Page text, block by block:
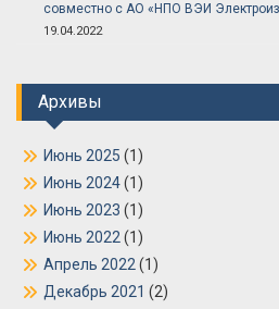
совместно с АО «НПО ВЭИ
19.04.2022
Архивы
Июнь 2025 (1)
Июнь 2024(1)
Июнь 2023 (1)
Июнь 2022 (1)
Апрель 2022 (1)
Декабрь 2021 (2)